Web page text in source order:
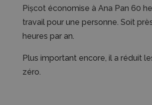
Pișcot économise à Ana Pan 60
travail pour une personne. Soit
heures par an.
Plus important encore, il a réduit
zéro.